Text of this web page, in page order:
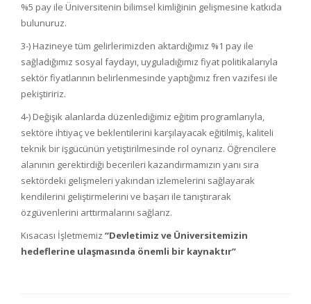
%5 pay ile Üniversitenin bilimsel kimliğinin gelişmesine katkıda
bulunuruz.
3-) Hazineye tüm gelirlerimizden aktardığımız %1 pay ile
sağladığımız sosyal faydayı, uyguladığımız fiyat politikalarıyla
sektör fiyatlarının belirlenmesinde yaptığımız fren vazifesi ile
pekiştiririz.
4-) Değişik alanlarda düzenlediğimiz eğitim programlarıyla,
sektöre ihtiyaç ve beklentilerini karşılayacak eğitilmiş, kaliteli
teknik bir işgücünün yetiştirilmesinde rol oynarız. Öğrencilere
alanının gerektirdiği becerileri kazandırmamızın yanı sıra
sektördeki gelişmeleri yakından izlemelerini sağlayarak
kendilerini geliştirmelerini ve başarı ile tanıştırarak
özgüvenlerini arttırmalarını sağlarız.
Kısacası İşletmemiz “Devletimiz ve Üniversitemizin
hedeflerine ulaşmasında önemli bir kaynaktır”